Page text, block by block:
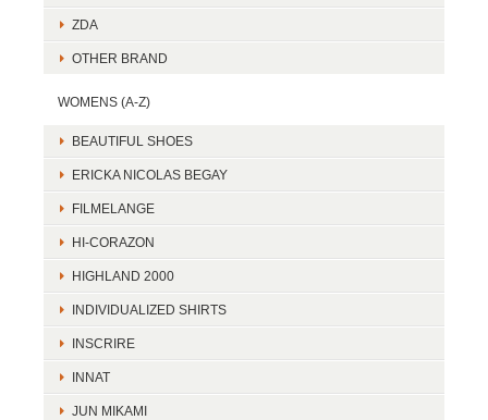
ZDA
OTHER BRAND
WOMENS (A-Z)
BEAUTIFUL SHOES
ERICKA NICOLAS BEGAY
FILMELANGE
HI-CORAZON
HIGHLAND 2000
INDIVIDUALIZED SHIRTS
INSCRIRE
INNAT
JUN MIKAMI